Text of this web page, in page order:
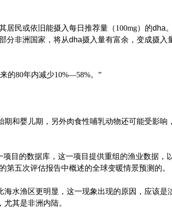
民或依旧能摄入每日推荐量（100mg）的dha。
分非洲国家，将从dha摄入量有富余，变成摄入
的80年内减少10%—58%。”
和婴儿期，另外肉食性哺乳动物还可能受影响，
目的数据库，这一项目提供重组的渔业数据，
五次评估报告中概述的全球变暖情景预测的。
海水渔区更明显，这一现象出现的原因，应该是
其是非洲内陆。